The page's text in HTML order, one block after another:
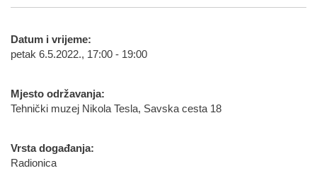
Datum i vrijeme:
petak 6.5.2022., 17:00 - 19:00
Mjesto održavanja:
Tehnički muzej Nikola Tesla, Savska cesta 18
Vrsta događanja:
Radionica